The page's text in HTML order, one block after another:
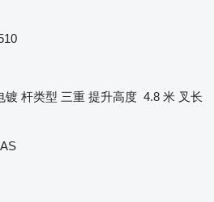
镀 杆类型 三重 提升高度 4.8 米 叉长